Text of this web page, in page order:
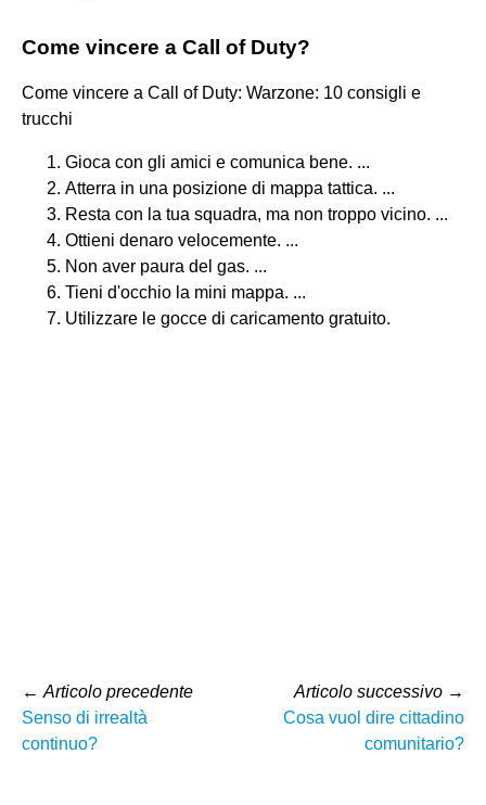
Come vincere a Call of Duty?
Come vincere a Call of Duty: Warzone: 10 consigli e
trucchi
Gioca con gli amici e comunica bene. ...
Atterra in una posizione di mappa tattica. ...
Resta con la tua squadra, ma non troppo vicino. ...
Ottieni denaro velocemente. ...
Non aver paura del gas. ...
Tieni d'occhio la mini mappa. ...
Utilizzare le gocce di caricamento gratuito.
← Articolo precedente
Senso di irrealtà
continuo?
Articolo successivo →
Cosa vuol dire cittadino
comunitario?